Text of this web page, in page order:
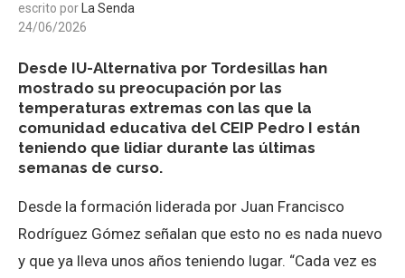
escrito por La Senda
24/06/2026
Desde IU-Alternativa por Tordesillas han
mostrado su preocupación por las
temperaturas extremas con las que la
comunidad educativa del CEIP Pedro I están
teniendo que lidiar durante las últimas
semanas de curso.
Desde la formación liderada por Juan Francisco
Rodríguez Gómez señalan que esto no es nada nuevo
y que ya lleva unos años teniendo lugar. “Cada vez es